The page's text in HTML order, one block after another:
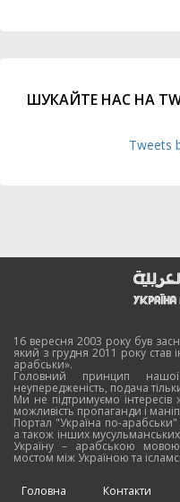
ШУКАЙТЕ НАС НА
Tweets
16 вересня 2003 року був
який з грудня 2011 року
арабськи».
Головний принцип нашої
неупередженість, подача
Ми не підтримуємо інтересів
можливість пропаганди і
Портал "Україна по-
а також інших
Україну – арабською
мостом між Україною та
Головна Контакти